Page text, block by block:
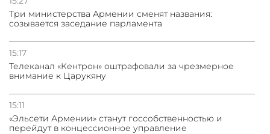
Три министерства Армении сменят названия:
созывается заседание парламента
15:17
Телеканал «Кентрон» оштрафовали за чрезмерное
внимание к Царукяну
15:11
«Эльсети Армении» станут госсобственностью и
перейдут в концессионное управление